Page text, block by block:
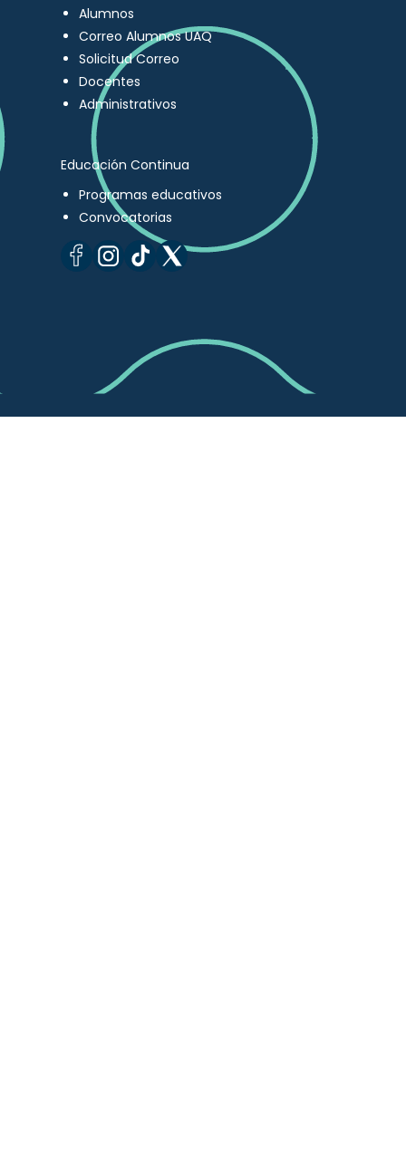
Alumnos
Correo Alumnos UAQ
Solicitud Correo
Docentes
Administrativos
Educación Continua
Programas educativos
Convocatorias